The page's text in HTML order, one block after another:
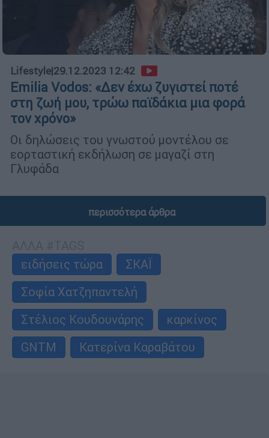
Lifestyle|29.12.2023 12:42
Emilia Vodos: «Δεν έχω ζυγιστεί ποτέ
στη ζωή μου, τρώω παϊδάκια μια φορά
τον χρόνο»
Οι δηλώσεις του γνωστού μοντέλου σε
εορταστική εκδήλωση σε μαγαζί στη
Γλυφάδα
περισσότερα άρθρα
ειδήσεις τώρα
ΣΚΑΪ
Σοφία Χατζηπαντελή
Στέλιος Κουδουνάρης
καρκίνος
GNTM
Κατερίνα Καραβάτου